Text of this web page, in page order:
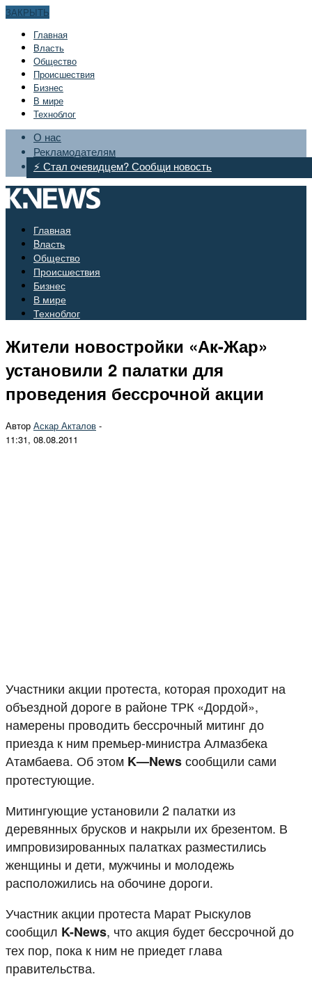
ЗАКРЫТЬ
Главная
Bласть
Общество
Происшествия
Бизнес
В мире
Техноблог
О нас
Рекламодателям
⚡ Стал очевидцем? Сообщи новость
Главная
Bласть
Общество
Происшествия
Бизнес
В мире
Техноблог
Жители новостройки «Ак-Жар»
установили 2 палатки для
проведения бессрочной акции
Автор Аскар Акталов -
11:31, 08.08.2011
Участники акции протеста, которая проходит на
объездной дороге в районе ТРК «Дордой»,
намерены проводить бессрочный митинг до
приезда к ним премьер-министра Алмазбека
Атамбаева. Об этом K—Newsсообщили сами
протестующие.
Митингующие установили 2 палатки из
деревянных брусков и накрыли их брезентом. В
импровизированных палатках разместились
женщины и дети, мужчины и молодежь
расположились на обочине дороги.
Участник акции протеста Марат Рыскулов
сообщил K-News, что акция будет бессрочной до
тех пор, пока к ним не приедет глава
правительства.